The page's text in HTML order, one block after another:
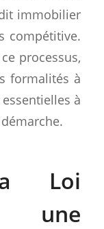
immobilier
compétitive.
processus,
formalités à
à
Loi
une